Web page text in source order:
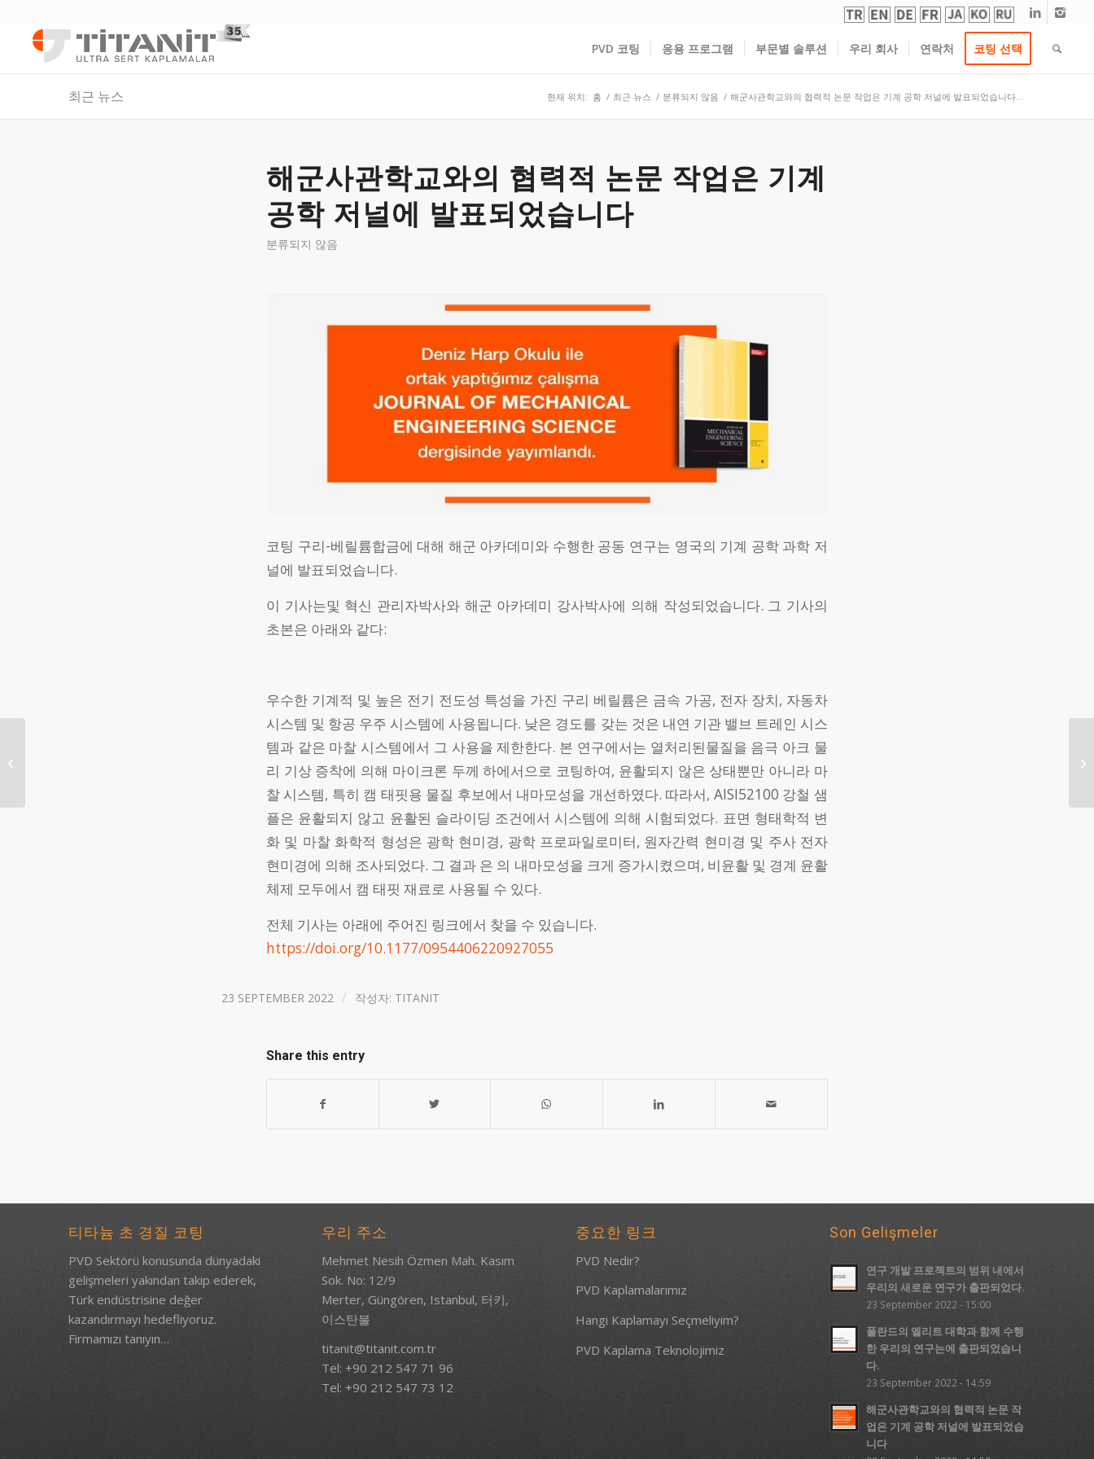
PVD 코팅 응용 프로그램 부문별 솔루션 우리 회사 연락처 코팅 선택
최근 뉴스 현재 위치: 홈 / 최근 뉴스 / 분류되지 않음 / 해군사관학교와의 협력적 논문 작업은 기계 공학 저널에 발표되었습니다...
해군사관학교와의 협력적 논문 작업은 기계
공학 저널에 발표되었습니다
분류되지 않음
코팅 구리-베릴륨합금에 대해 해군 아카데미와 수행한 공동 연구는 영국의 기계 공학 과학 저
널에 발표되었습니다.
이 기사는및 혁신 관리자박사와 해군 아카데미 강사박사에 의해 작성되었습니다. 그 기사의
초본은 아래와 같다:
우수한 기계적 및 높은 전기 전도성 특성을 가진 구리 베릴륨은 금속 가공, 전자 장치, 자동차
시스템 및 항공 우주 시스템에 사용됩니다. 낮은 경도를 갖는 것은 내연 기관 밸브 트레인 시스
템과 같은 마찰 시스템에서 그 사용을 제한한다. 본 연구에서는 열처리된물질을 음극 아크 물
리 기상 증착에 의해 마이크론 두께 하에서으로 코팅하여, 윤활되지 않은 상태뿐만 아니라 마
찰 시스템, 특히 캠 태핏용 물질 후보에서 내마모성을 개선하였다. 따라서, AISI52100 강철 샘
플은 윤활되지 않고 윤활된 슬라이딩 조건에서 시스템에 의해 시험되었다. 표면 형태학적 변
화 및 마찰 화학적 형성은 광학 현미경, 광학 프로파일로미터, 원자간력 현미경 및 주사 전자
현미경에 의해 조사되었다. 그 결과 은 의 내마모성을 크게 증가시켰으며, 비윤활 및 경계 윤활
체제 모두에서 캠 태핏 재료로 사용될 수 있다.
전체 기사는 아래에 주어진 링크에서 찾을 수 있습니다.
https://doi.org/10.1177/0954406220927055
23 SEPTEMBER 2022 / 작성자: TITANIT
Share this entry
티타늄 초 경질 코팅
PVD Sektörü konusunda dünyadaki
gelişmeleri yakından takip ederek,
Türk endüstrisine değer
kazandırmayı hedefliyoruz.
Firmamızı tanıyın…
우리 주소
Mehmet Nesih Özmen Mah. Kasım
Sok. No: 12/9
Merter, Güngören, Istanbul, 터키,
이스탄불
titanit@titanit.com.tr
Tel: +90 212 547 71 96
Tel: +90 212 547 73 12
중요한 링크
PVD Nedir?
PVD Kaplamalarımız
Hangi Kaplamayı Seçmeliyim?
PVD Kaplama Teknolojimiz
Son Gelişmeler
연구 개발 프로젝트의 범위 내에서
우리의 새로운 연구가 출판되었다.
23 September 2022 - 15:00
폴란드의 엘리트 대학과 함께 수행
한 우리의 연구는에 출판되었습니
다.
23 September 2022 - 14:59
해군사관학교와의 협력적 논문 작
업은 기계 공학 저널에 발표되었습
니다